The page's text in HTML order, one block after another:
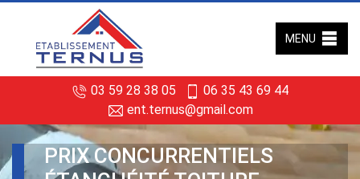
03 59 28 38 05
06 35 43 69 44
ent.ternus@gmail.com
MENU
PRIX CONCURRENTIELS